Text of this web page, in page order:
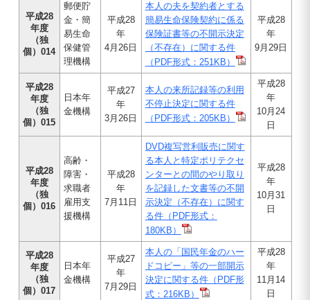
平成28
年度
（独
個）014
郵便貯
金・簡
易生命
保健管
理機構
平成28
年
4月26日
本人の夫を契約者とする
簡易生命保険契約に係る
保険証書等の不開示決定
（不存在）に関する件
（PDF形式：251KB）
平成28
年
9月29日
平成28
年度
（独
個）015
日本年
金機構
平成27
年
3月26日
本人の来所記録等の利用
不停止決定に関する件
（PDF形式：205KB）
平成28
年
10月24
日
平成28
年度
（独
個）016
高齢・
障害・
求職者
雇用支
援機構
平成28
年
7月11日
DVD複写営利販売に関す
る本人と特定ポリテクセ
ンターとの間のやり取り
を記録した文書等の不開
示決定（不存在）に関す
る件（PDF形式：
180KB）
平成28
年
10月31
日
平成28
年度
（独
個）017
日本年
金機構
平成27
年
7月29日
本人の「国民年金のハー
ドコピー」等の一部開示
決定に関する件（PDF形
式：216KB）
平成28
年
11月14
日